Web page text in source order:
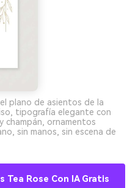
plano de asientos de la
tipografía elegante con
champán, ornamentos
sin manos, sin escena de
Tea Rose Con IA Gratis